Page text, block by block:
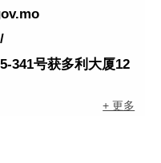
341号获多利大厦12
+ 更多